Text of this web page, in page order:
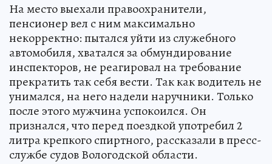
На место выехали правоохранители,
пенсионер вел с ним максимально
некорректно: пытался уйти из служебного
автомобиля, хватался за обмундирование
инспекторов, не реагировал на требование
прекратить так себя вести. Так как водитель не
унимался, на него надели наручники. Только
после этого мужчина успокоился. Он
признался, что перед поездкой употребил 2
литра крепкого спиртного, рассказали в пресс-
службе судов Вологодской области.